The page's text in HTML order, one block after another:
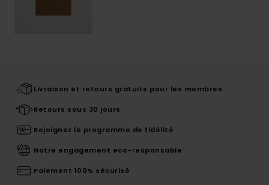
Livraison et retours gratuits pour les membres
Retours sous 30 jours
Rejoignez le programme de fidélité
Notre engagement eco-responsable
Paiement 100% sécurisé